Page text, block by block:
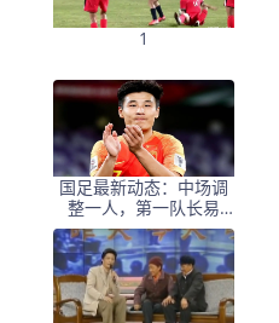
1
国足最新动态：中场调
整一人，第一队长易
主，张玉宁让位毫无争
议